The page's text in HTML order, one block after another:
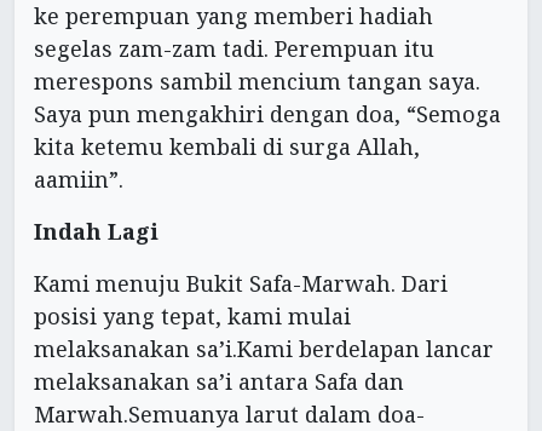
ke perempuan yang memberi hadiah
segelas zam-zam tadi. Perempuan itu
merespons sambil mencium tangan saya.
Saya pun mengakhiri dengan doa, “Semoga
kita ketemu kembali di surga Allah,
aamiin”.
Indah Lagi
Kami menuju Bukit Safa-Marwah. Dari
posisi yang tepat, kami mulai
melaksanakan sa’i.Kami berdelapan lancar
melaksanakan sa’i antara Safa dan
Marwah.Semuanya larut dalam doa-